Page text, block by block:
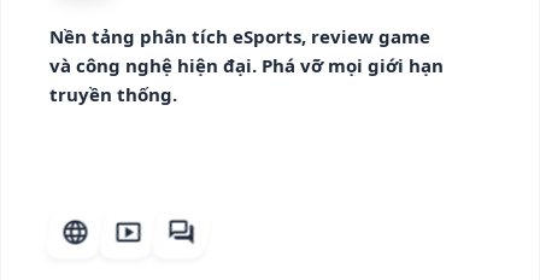
Nền tảng phân tích eSports, review game
và công nghệ hiện đại. Phá vỡ mọi giới hạn
truyền thống.
language smart_display forum